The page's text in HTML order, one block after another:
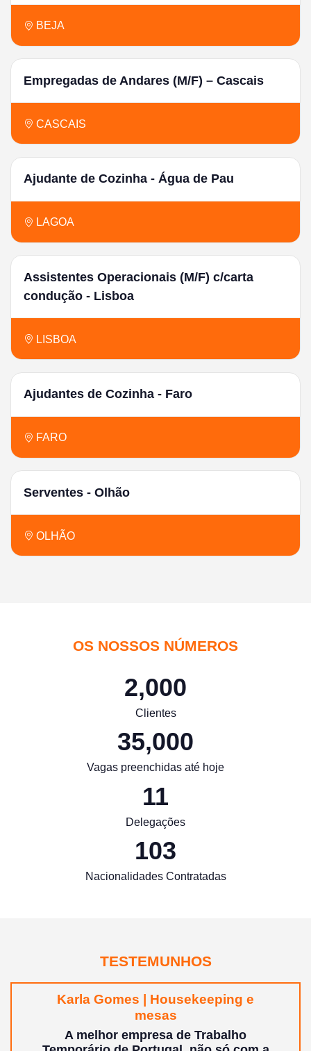
BEJA
Empregadas de Andares (M/F) – Cascais
CASCAIS
Ajudante de Cozinha - Água de Pau
LAGOA
Assistentes Operacionais (M/F) c/carta
condução - Lisboa
LISBOA
Ajudantes de Cozinha - Faro
FARO
Serventes - Olhão
OLHÃO
OS NOSSOS NÚMEROS
2,000
Clientes
35,000
Vagas preenchidas até hoje
11
Delegações
103
Nacionalidades Contratadas
TESTEMUNHOS
Karla Gomes | Housekeeping e
mesas
A melhor empresa de Trabalho